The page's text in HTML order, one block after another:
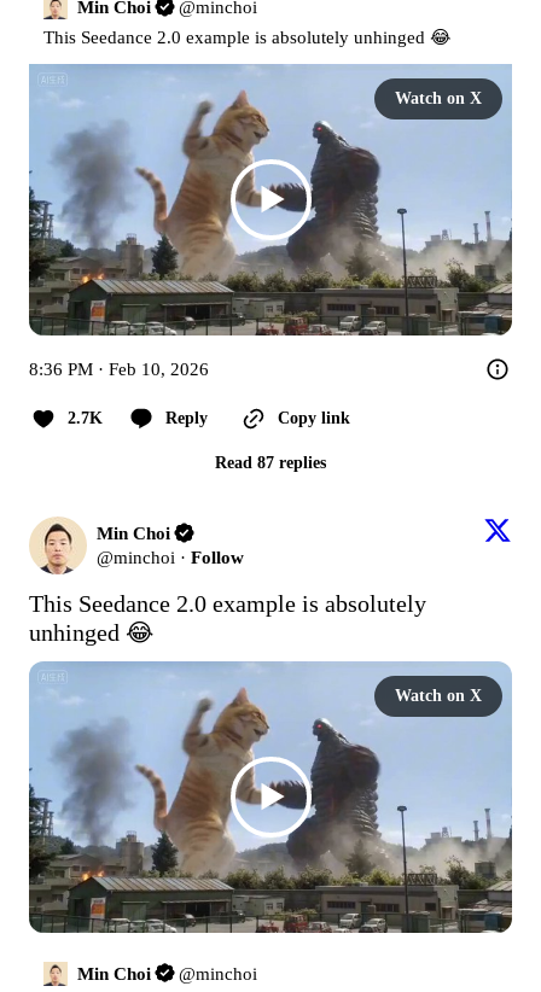
Min Choi @minchoi
This Seedance 2.0 example is absolutely unhinged 😂
Watch on X
8:36 PM · Feb 10, 2026
2.7K Reply Copy link
Read 87 replies
Min Choi
@minchoi · Follow
This Seedance 2.0 example is absolutely
unhinged 😂
Watch on X
Min Choi @minchoi